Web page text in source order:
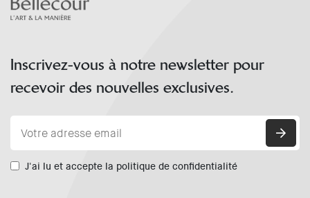
Inscrivez-vous à notre newsletter pour
recevoir des nouvelles exclusives.
J'ai lu et accepte la politique de confidentialité